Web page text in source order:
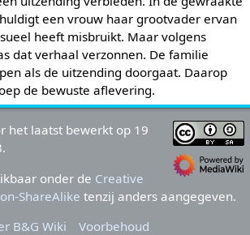
een vrouw haar grootvader ervan
heeft misbruikt. Maar volgens
dat verhaal verzonnen. De familie
als de uitzending doorgaat. Daarop
de bewuste aflevering.
het laatst bewerkt op 19
onder de Creative
ShareAlike tenzij anders aangegeven.
B&G Wiki Voorbehoud